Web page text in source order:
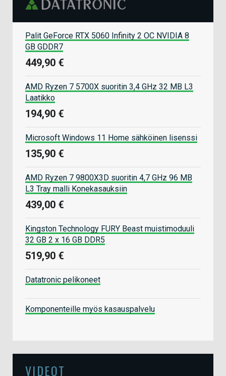
Palit GeForce RTX 5060 Infinity 2 OC NVIDIA 8
GB GDDR7
449,90 €
AMD Ryzen 7 5700X suoritin 3,4 GHz 32 MB L3
Laatikko
194,90 €
Microsoft Windows 11 Home sähköinen lisenssi
135,90 €
AMD Ryzen 7 9800X3D suoritin 4,7 GHz 96 MB
L3 Tray malli Konekasauksiin
439,00 €
Kingston Technology FURY Beast muistimoduuli
32 GB 2 x 16 GB DDR5
519,90 €
Datatronic pelikoneet
Komponenteille myös kasauspalvelu
VIDEOT